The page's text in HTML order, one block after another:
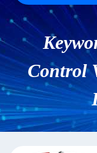
Control